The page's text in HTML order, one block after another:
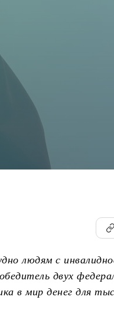
людям с
двух
в мир денег для